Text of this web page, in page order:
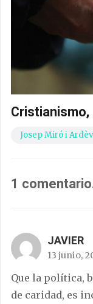
Josep Miró i
1 comentario
JAVIER
13 junio,
Que la política,
de caridad, es